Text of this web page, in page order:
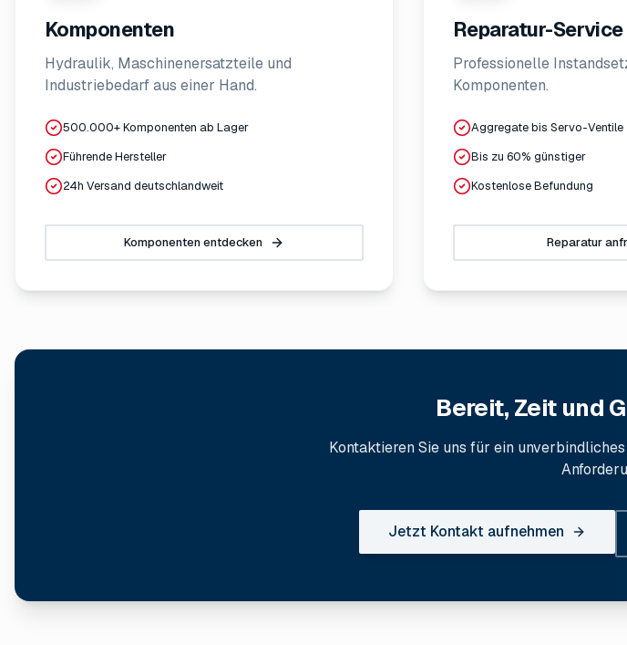
Komponenten
Hydraulik, Maschinenersatzteile und
Industriebedarf aus einer Hand.
500.000+ Komponenten ab Lager
Führende Hersteller
24h Versand deutschlandweit
Komponenten entdecken
Reparatur-Service
Professionelle
Komponenten.
Aggregate bis Servo-Ventile
Bis zu 60% günstiger
Kostenlose Befundung
Reparatur
Bereit, Zeit und
Kontaktieren Sie uns für ein
Jetzt Kontakt aufnehmen